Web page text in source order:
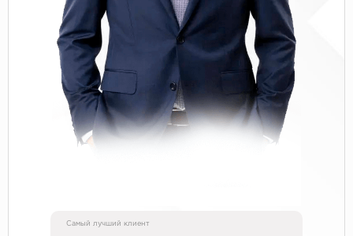
Самый лучший клиент